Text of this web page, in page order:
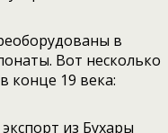
в
Вот несколько
конце 19 века: